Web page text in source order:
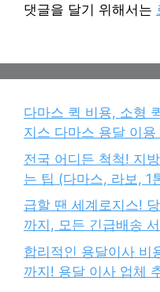
댓글을 달기 위해서는
다마스 퀵 비용, 소형
지스 다마스 용달 이용
전국 어디든 척척! 지
는 팁 (다마스, 라보, 1
급할 땐 세계로지스!
까지, 모든 긴급배송
합리적인 용달이사 비
까지! 용달 이사 업체